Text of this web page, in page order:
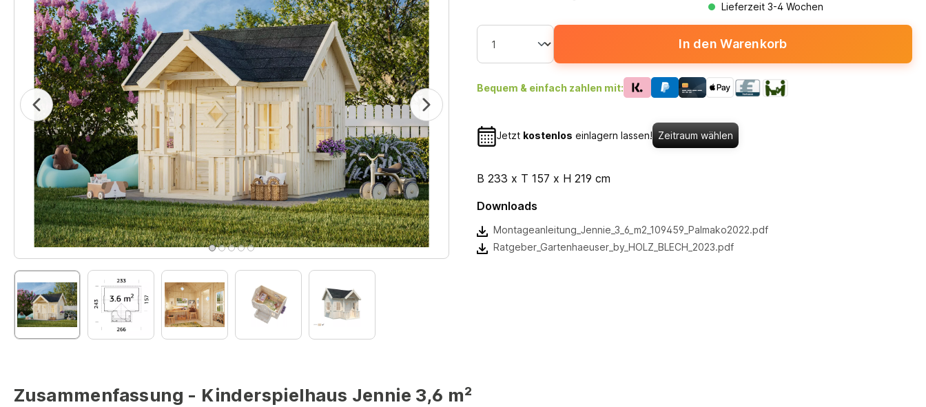
Lieferzeit 3-4 Wochen
In den Warenkorb
Bequem & einfach zahlen mit:
Jetzt kostenlos einlagern lassen! Zeitraum wählen
B 233 x T 157 x H 219 cm
Downloads
Montageanleitung_Jennie_3_6_m2_109459_Palmako2022.pdf
Ratgeber_Gartenhaeuser_by_HOLZ_BLECH_2023.pdf
Zusammenfassung - Kinderspielhaus Jennie 3,6 m²